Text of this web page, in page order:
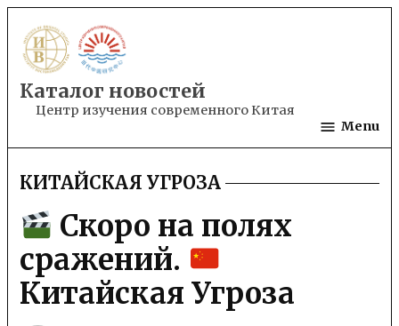
to
content
Каталог новостей
Центр изучения современного Китая
Menu
POSTED
IN
КИТАЙСКАЯ УГРОЗА
Скоро на полях
сражений.
Китайская Угроза